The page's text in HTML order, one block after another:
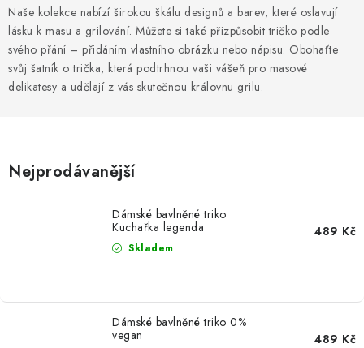
VÁNOCE
PROVIZNÍ SYSTÉM
Zásady zpracování ochrany osobních údajů
Naše kolekce nabízí širokou škálu designů a barev, které oslavují
lásku k masu a grilování. Můžete si také přizpůsobit tričko podle
svého přání – přidáním vlastního obrázku nebo nápisu. Obohaťte
svůj šatník o trička, která podtrhnou vaši vášeň pro masové
delikatesy a udělají z vás skutečnou královnu grilu.
Nejprodávanější
Dámské bavlněné triko
Kuchařka legenda
Skladem
489 Kč
Dámské bavlněné triko 0%
vegan
489 Kč